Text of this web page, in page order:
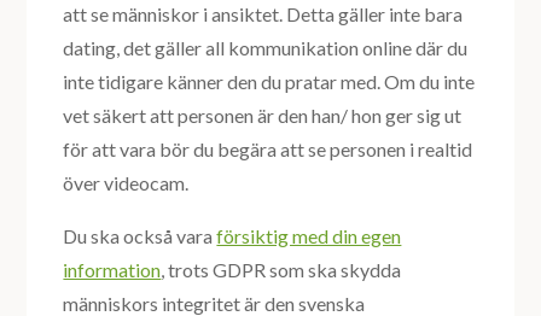
att se människor i ansiktet. Detta gäller inte bara
dating, det gäller all kommunikation online där du
inte tidigare känner den du pratar med. Om du inte
vet säkert att personen är den han/ hon ger sig ut
för att vara bör du begära att se personen i realtid
över videocam.
Du ska också varaförsiktig med din egen
information , trots GDPR som ska skydda
människors integritet är den svenska